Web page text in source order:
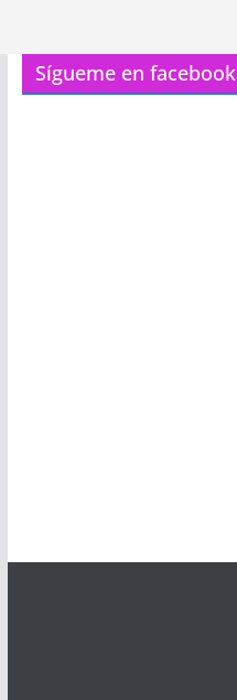
Sígueme en facebook